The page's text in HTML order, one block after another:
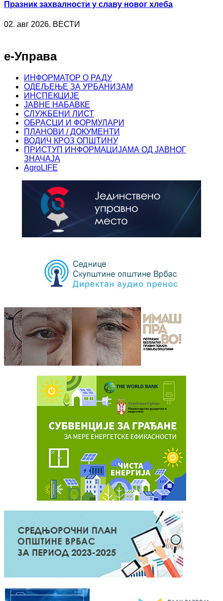
Празник захвалности у славу новог хлеба
02. авг 2026. ВЕСТИ
е-Управа
ИНФОРМАТОР О РАДУ
ОДЕЉЕЊЕ ЗА УРБАНИЗАМ
ИНСПЕКЦИЈЕ
ЈАВНЕ НАБАВКЕ
СЛУЖБЕНИ ЛИСТ
ОБРАСЦИ И ФОРМУЛАРИ
ПЛАНОВИ / ДОКУМЕНТИ
ВОДИЧ КРОЗ ОПШТИНУ
ПРИСТУП ИНФОРМАЦИЈАМА ОД ЈАВНОГ
ЗНАЧАЈА
AgroLIFE